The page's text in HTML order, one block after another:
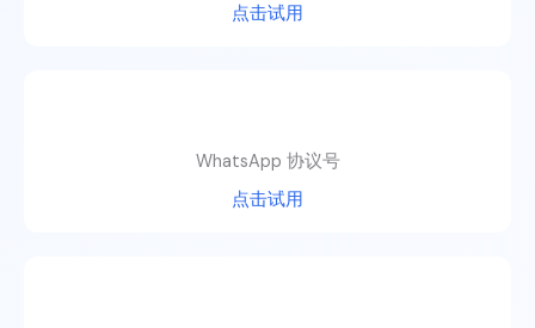
点击试用
WhatsApp 协议号
点击试用